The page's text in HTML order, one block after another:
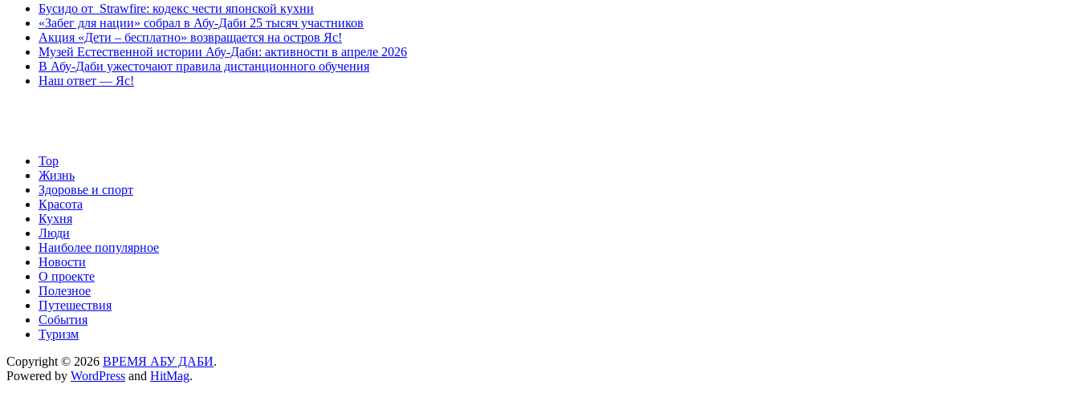
Бусидо от Strawfire: кодекс чести японской кухни
«Забег для нации» собрал в Абу-Даби 25 тысяч участников
Акция «Дети – бесплатно» возвращается на остров Яс!
Музей Eстественной истории Абу-Даби: активности в апреле 2026
В Абу-Даби ужесточают правила дистанционного обучения
Наш ответ — Яс!
Top
Жизнь
Здоровье и спорт
Красота
Кухня
Люди
Наиболее популярное
Новости
О проекте
Полезное
Путешествия
События
Туризм
Copyright © 2026 ВРЕМЯ АБУ ДАБИ.
Powered by WordPress and HitMag.